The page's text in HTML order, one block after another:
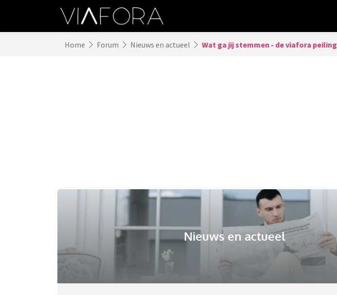
Home Forum Nieuws en actueel Wat ga jij stemmen - de viafora peiling
Nieuws en actueel